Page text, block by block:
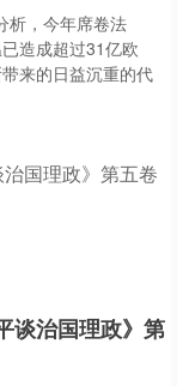
析，今年席卷法
造成超过31亿欧
来的日益沉重的代
谈治国理政》第